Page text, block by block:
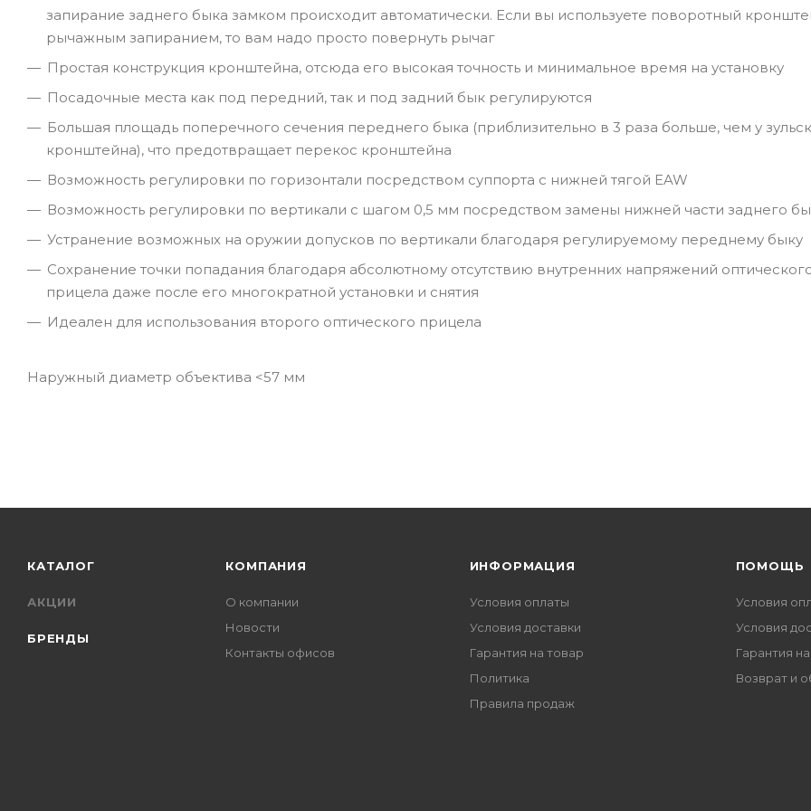
запирание заднего быка замком происходит автоматически. Если вы используете поворотный
рычажным запиранием, то вам надо просто повернуть рычаг
Простая конструкция кронштейна, отсюда его высокая точность и минимальное время на установку
Посадочные места как под передний, так и под задний бык регулируются
Большая площадь поперечного сечения переднего быка (приблизительно в 3 раза больше, чем у
кронштейна), что предотвращает перекос кронштейна
Возможность регулировки по горизонтали посредством суппорта с нижней тягой EAW
Возможность регулировки по вертикали с шагом 0,5 мм посредством замены нижней части заднего
Устранение возможных на оружии допусков по вертикали благодаря регулируемому переднему быку
Сохранение точки попадания благодаря абсолютному отсутствию внутренних напряжений
прицела даже после его многократной установки и снятия
Идеален для использования второго оптического прицела
Наружный диаметр объектива <57 мм
КАТАЛОГ
АКЦИИ
БРЕНДЫ
КОМПАНИЯ
О компании
Новости
Контакты офисов
ИНФОРМАЦИЯ
Условия оплаты
Условия доставки
Гарантия на товар
Политика
Правила продаж
ПОМОЩЬ
Условия
Условия
Гарантия
Возврат и